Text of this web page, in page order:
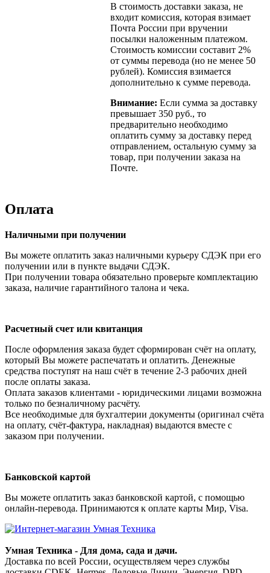
В стоимость доставки заказа, не
входит комиссия, которая взимает
Почта России при вручении
посылки наложенным платежом.
Стоимость комиссии составит 2%
от суммы перевода (но не менее 50
рублей). Комиссия взимается
дополнительно к сумме перевода.
Внимание: Если сумма за доставку
превышает 350 руб., то
предварительно необходимо
оплатить сумму за доставку перед
отправлением, остальную сумму за
товар, при получении заказа на
Почте.
Оплата
Наличными при получении
Вы можете оплатить заказ наличными курьеру СДЭК при его
получении или в пункте выдачи СДЭК.
При получении товара обязательно проверьте комплектацию
заказа, наличие гарантийного талона и чека.
Расчетный счет или квитанция
После оформления заказа будет сформирован счёт на оплату,
который Вы можете распечатать и оплатить. Денежные
средства поступят на наш счёт в течение 2-3 рабочих дней
после оплаты заказа.
Оплата заказов клиентами - юридическими лицами возможна
только по безналичному расчёту.
Все необходимые для бухгалтерии документы (оригинал счёта
на оплату, счёт-фактура, накладная) выдаются вместе с
заказом при получении.
Банковской картой
Вы можете оплатить заказ банковской картой, с помощью
онлайн-перевода. Принимаются к оплате карты Мир, Visa.
Умная Техника - Для дома, сада и дачи.
Доставка по всей России, осуществляем через службы